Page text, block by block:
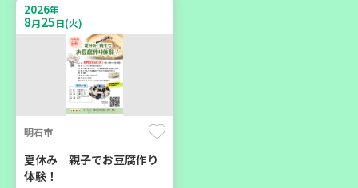
コープ神吉 子育てひろば
「かくれんぼ」
親子で楽しむ
2026年
8月25日(火)
明石市
夏休み 親子でお豆腐作り
体験！